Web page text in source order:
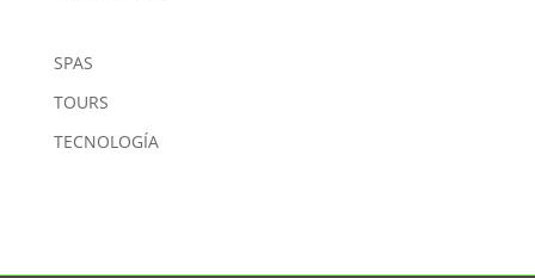
SPAS
TOURS
TECNOLOGÍA